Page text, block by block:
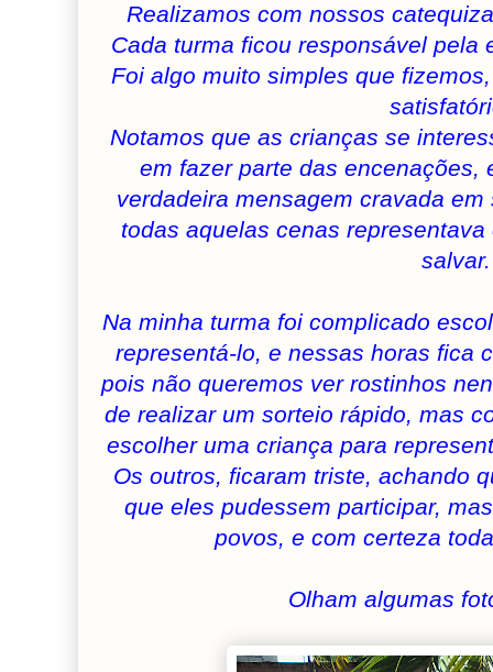
Realizamos com nossos
Cada turma ficou responsável pela
Foi algo muito simples que
Notamos que as crianças se
em fazer parte das encenações,
verdadeira mensagem cravada
todas aquelas cenas
salvar.
Na minha turma foi complicado
representá-lo, e nessas horas fica
pois não queremos ver rostinhos
de realizar um sorteio rápido, mas
escolher uma criança para
Os outros, ficaram triste, achando
que eles pudessem participar,
povos, e com certeza
Olham algumas